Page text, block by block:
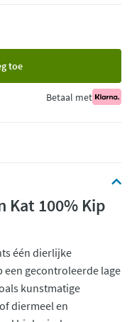
toe
Betaal met
Kat 100% Kip
één dierlijke
gecontroleerde lage
kunstmatige
diermeel en